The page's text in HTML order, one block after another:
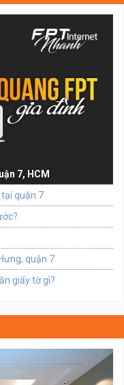
7, HCM
tại quận 7
quận 7
giấy tờ gì?